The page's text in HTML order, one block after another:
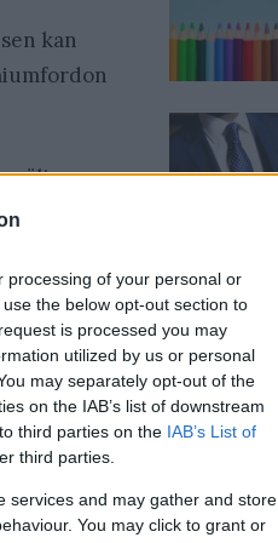
processing of your personal or
the below opt-out section to
is processed you may
utilized by us or personal
may separately opt-out of the
on the IAB’s list of downstream
third parties on the IAB’s List of
third parties.
services and may gather and store
You may click to grant or
kan
välja
vilket